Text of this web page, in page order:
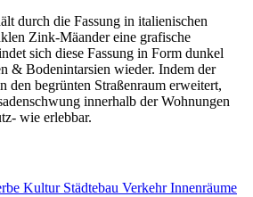
durch die Fassung in italienischen
Zink-Mäander eine grafische
sich diese Fassung in Form dunkel
& Bodenintarsien wieder. Indem der
den begrünten Straßenraum erweitert,
innerhalb der Wohnungen
wie erlebbar.
Kultur Städtebau VerkehrInnenräume